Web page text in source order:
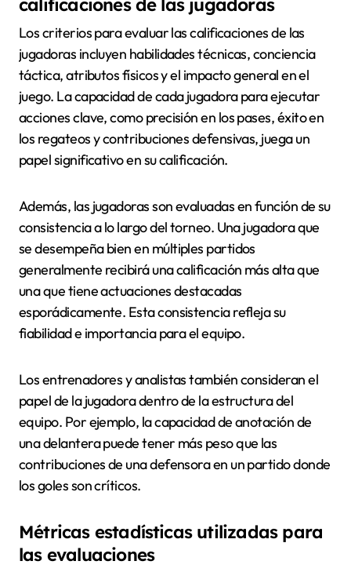
calificaciones de las jugadoras
Los criterios para evaluar las calificaciones de las
jugadoras incluyen habilidades técnicas, conciencia
táctica, atributos físicos y el impacto general en el
juego. La capacidad de cada jugadora para ejecutar
acciones clave, como precisión en los pases, éxito en
los regateos y contribuciones defensivas, juega un
papel significativo en su calificación.
Además, las jugadoras son evaluadas en función de su
consistencia a lo largo del torneo. Una jugadora que
se desempeña bien en múltiples partidos
generalmente recibirá una calificación más alta que
una que tiene actuaciones destacadas
esporádicamente. Esta consistencia refleja su
fiabilidad e importancia para el equipo.
Los entrenadores y analistas también consideran el
papel de la jugadora dentro de la estructura del
equipo. Por ejemplo, la capacidad de anotación de
una delantera puede tener más peso que las
contribuciones de una defensora en un partido donde
los goles son críticos.
Métricas estadísticas utilizadas para
las evaluaciones